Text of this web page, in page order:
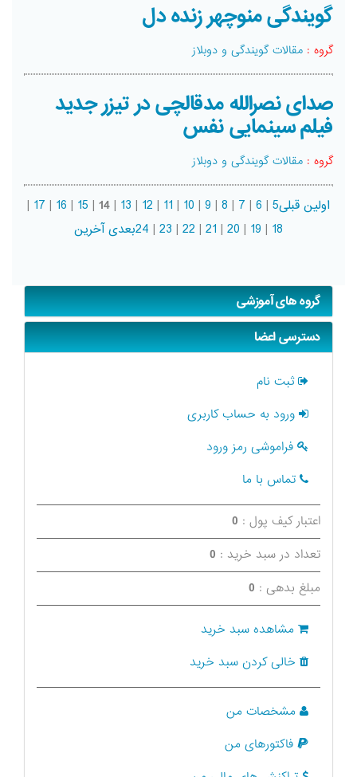
گویندگی منوچهر زنده دل
گروه : مقالات گویندگی و دوبلاز
صدای نصرالله مدقالچی در تیزر جدید
فیلم سینمایی نفس
گروه : مقالات گویندگی و دوبلاز
اولین قبلی5
|
6
|
7
|
8
|
9
|
10
|
11
|
12
|
13
|
14
|
15
|
16
|
17
|
18
|
19
|
20
|
21
|
22
|
23
|
24بعدی آخرین
گروه های آموزشی
دسترسی اعضا
ثبت نام
ورود به حساب کاربری
فراموشی رمز ورود
تماس با ما
اعتبار کیف پول : 0
تعداد در سبد خرید : 0
مبلغ بدهی : 0
مشاهده سبد خرید
خالی کردن سبد خرید
مشخصات من
فاکتورهای من